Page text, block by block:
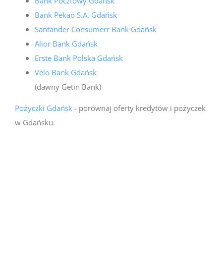
Bank Pekao S.A. Gdańsk
Santander Consumerr Bank Gdańsk
Alior Bank Gdańsk
Erste Bank Polska Gdańsk
Velo Bank Gdańsk
(dawny Getin Bank)
Pożyczki Gdańsk- porównaj oferty kredytów i pożyczek
w Gdańsku.